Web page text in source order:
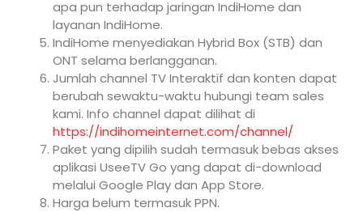
apa pun terhadap jaringan IndiHome dan
layanan IndiHome.
IndiHome menyediakan Hybrid Box (STB) dan
ONT selama berlangganan.
Jumlah channel TV Interaktif dan konten dapat
berubah sewaktu-waktu hubungi team sales
kami. Info channel dapat dilihat di
https://indihomeinternet.com/channel/
Paket yang dipilih sudah termasuk bebas akses
aplikasi UseeTV Go yang dapat di-download
melalui Google Play dan App Store.
Harga belum termasuk PPN.